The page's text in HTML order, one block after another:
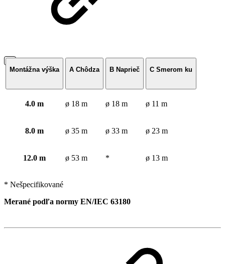
Montážna výška A Chôdza B Naprieč C Smerom ku
4.0 m ø 18 m ø 18 m ø 11 m
8.0 m ø 35 m ø 33 m ø 23 m
12.0 m ø 53 m * ø 13 m
* Nešpecifikované
Merané podľa normy EN/IEC 63180